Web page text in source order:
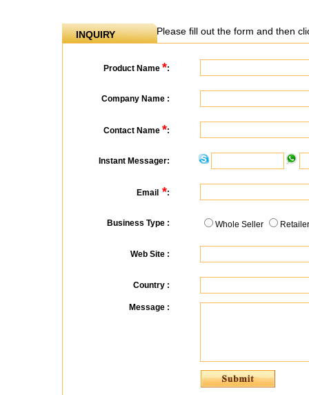
INQUIRY Please fill out the form and then
Product Name *:
Company Name :
Contact Name *:
Instant Messager:
Email *:
Business Type : Whole Seller Retailer
Web Site :
Country :
Message :